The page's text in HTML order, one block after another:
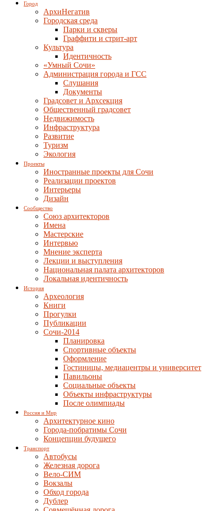
Город
АрхиНегатив
Городская среда
Парки и скверы
Граффити и стрит-арт
Культура
Идентичность
«Умный Сочи»
Администрация города и ГСС
Слушания
Документы
Градсовет и Архсекция
Общественный градсовет
Недвижимость
Инфраструктура
Развитие
Туризм
Экология
Проекты
Иностранные проекты для Сочи
Реализации проектов
Интерьеры
Дизайн
Сообщество
Союз архитекторов
Имена
Мастерские
Интервью
Мнение эксперта
Лекции и выступления
Национальная палата архитекторов
Локальная идентичность
История
Археология
Книги
Прогулки
Публикации
Сочи-2014
Планировка
Спортивные объекты
Оформление
Гостиницы, медиацентры и университет
Павильоны
Социальные объекты
Объекты инфраструктуры
После олимпиады
Россия и Мир
Архитектурное кино
Города-побратимы Сочи
Концепции будущего
Транспорт
Автобусы
Железная дорога
Вело-СИМ
Вокзалы
Обход города
Дублер